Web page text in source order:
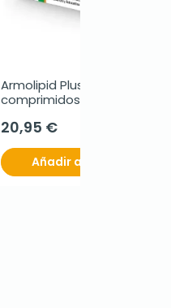
Armolipid Plus, 30
comprimidos
20,95 €
Añadir al carrito